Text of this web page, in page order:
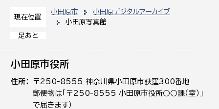
現在位置
小田原市
小田原デジタルアーカイブ
小田原写真館
足あと
小田原市役所
住所
〒250-8555 神奈川県小田原市荻窪300番地
郵便物は「〒250-8555 小田原市役所○○課（室）」
で届きます）